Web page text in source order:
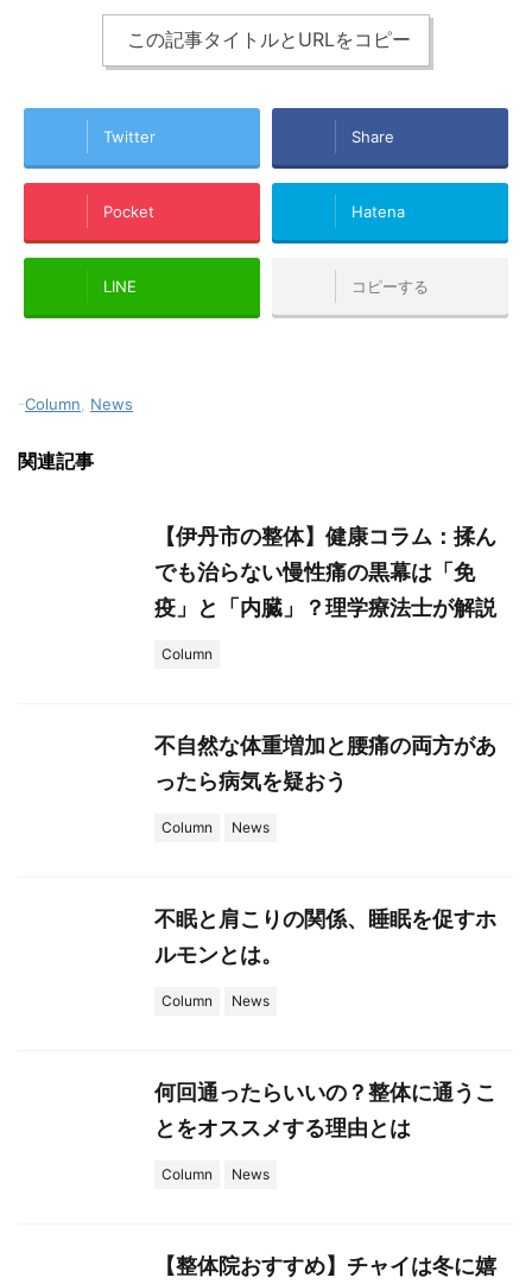
この記事タイトルとURLをコピー
Twitter Share
Pocket Hatena
LINE コピーする
-Column, News
関連記事
【伊丹市の整体】健康コラム：揉ん
でも治らない慢性痛の黒幕は「免
疫」と「内臓」？理学療法士が解説
Column
不自然な体重増加と腰痛の両方があ
ったら病気を疑おう
Column News
不眠と肩こりの関係、睡眠を促すホ
ルモンとは。
Column News
何回通ったらいいの？整体に通うこ
とをオススメする理由とは
Column News
【整体院おすすめ】チャイは冬に嬉